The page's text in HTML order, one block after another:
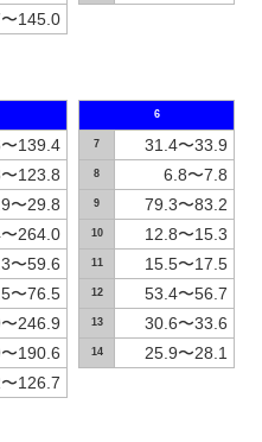
145.0
139.4
123.8
〜29.8
264.0
〜59.6
〜76.5
246.9
190.6
126.7
6
7 31.4〜33.9
8 6.8〜7.8
9 79.3〜83.2
10 12.8〜15.3
11 15.5〜17.5
12 53.4〜56.7
13 30.6〜33.6
14 25.9〜28.1